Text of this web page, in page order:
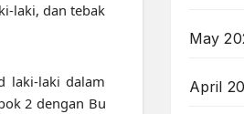
laki, dan tebak
laki-laki dalam
2 dengan Bu
May
April